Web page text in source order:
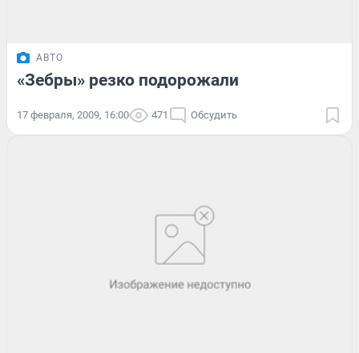
АВТО
«Зебры» резко подорожали
17 февраля, 2009, 16:00 471 Обсудить